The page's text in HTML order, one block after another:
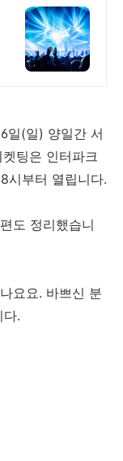
일(일) 양일간 서
팅은 인터파크
시부터 열립니다.
도 정리했습니
요요. 바쁘신 분
다.